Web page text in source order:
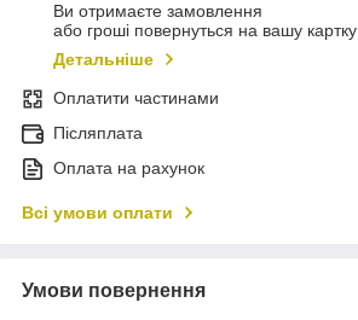
Ви отримаєте замовлення
або гроші повернуться на вашу картку
Детальніше
Оплатити частинами
Післяплата
Оплата на рахунок
Всі умови оплати
Умови повернення